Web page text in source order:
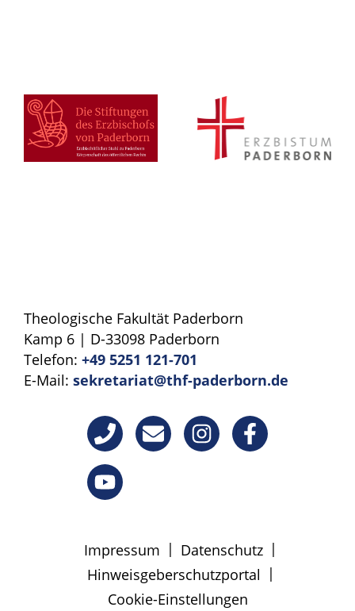
Theologische Fakultät Paderborn
Kamp 6 | D-33098 Paderborn
Telefon: +49 5251 121-701
E-Mail: sekretariat@thf-paderborn.de
Impressum | Datenschutz |
Hinweisgeberschutzportal |
Cookie-Einstellungen